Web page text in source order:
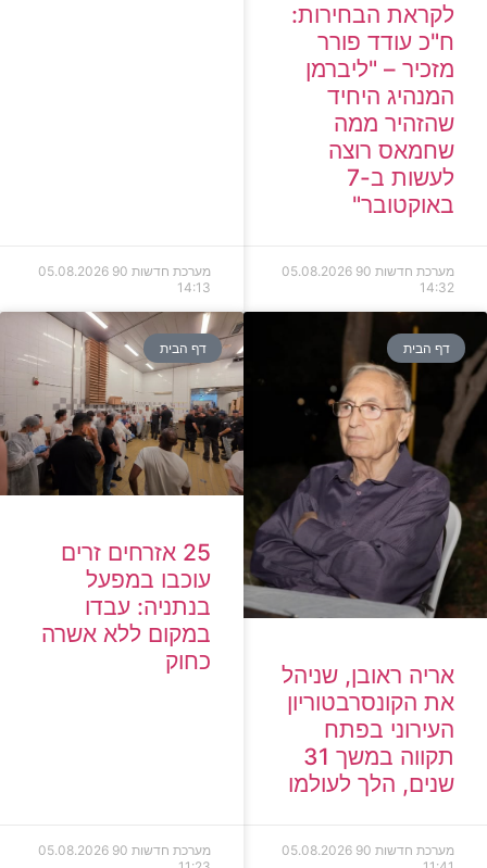
לקראת הבחירות:
ח"כ עודד פורר
מזכיר – "ליברמן
המנהיג היחיד
שהזהיר ממה
שחמאס רוצה
לעשות ב-7
באוקטובר"
מערכת חדשות 90
05.08.2026
14:32
מערכת חדשות 90
05.08.2026
14:13
דף הבית
אריה ראובן, שניהל
את הקונסרבטוריון
העירוני בפתח
תקווה במשך 31
שנים, הלך לעולמו
מערכת חדשות 90
05.08.2026
דף הבית
25 אזרחים זרים
עוכבו במפעל
בנתניה: עבדו
במקום ללא אשרה
כחוק
מערכת חדשות 90
05.08.2026